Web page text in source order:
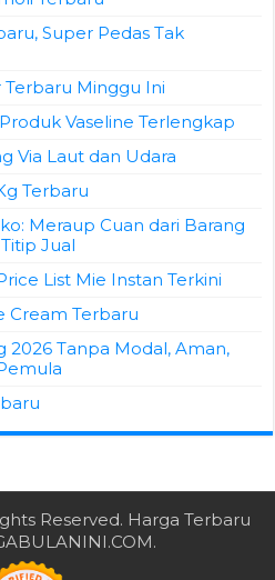
Super Pedas Tak
Minggu Ini
Vaseline Terlengkap
Via Laut dan Udara
Terbaru
Meraup Cuan dari Barang
Jual
List Mie Instan Terkini
Cream Terbaru
2026 Tanpa Modal, Aman,
Reserved. Harga Terbaru